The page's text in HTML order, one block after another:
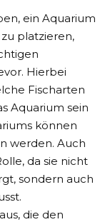
ein Aquarium
platzieren,
Hierbei
Fischarten
Aquarium sein
können
werden. Auch
da sie nicht
sondern auch
die den